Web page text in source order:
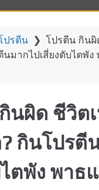
ปรตีน ❯ โปรตีน กินผิ
มากไปเสี่ยงตับไตพัง
นผิด ชีวิต
กินโปรตี
ตพัง พาธ